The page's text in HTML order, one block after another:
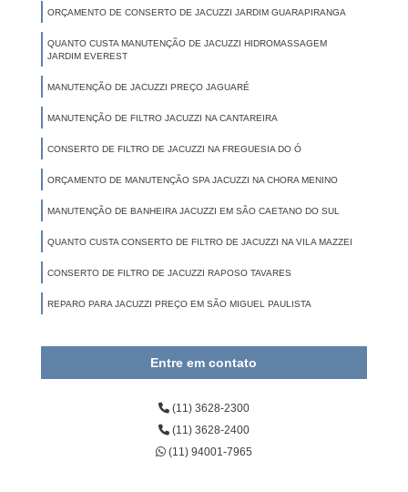
ORÇAMENTO DE CONSERTO DE JACUZZI JARDIM GUARAPIRANGA
QUANTO CUSTA MANUTENÇÃO DE JACUZZI HIDROMASSAGEM
JARDIM EVEREST
MANUTENÇÃO DE JACUZZI PREÇO JAGUARÉ
MANUTENÇÃO DE FILTRO JACUZZI NA CANTAREIRA
CONSERTO DE FILTRO DE JACUZZI NA FREGUESIA DO Ó
ORÇAMENTO DE MANUTENÇÃO SPA JACUZZI NA CHORA MENINO
MANUTENÇÃO DE BANHEIRA JACUZZI EM SÃO CAETANO DO SUL
QUANTO CUSTA CONSERTO DE FILTRO DE JACUZZI NA VILA MAZZEI
CONSERTO DE FILTRO DE JACUZZI RAPOSO TAVARES
REPARO PARA JACUZZI PREÇO EM SÃO MIGUEL PAULISTA
Entre em contato
(11) 3628-2300
(11) 3628-2400
(11) 94001-7965